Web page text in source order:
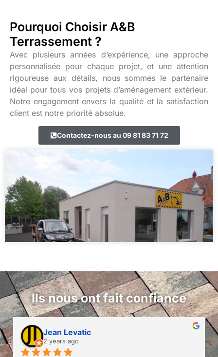
Pourquoi Choisir A&B
Terrassement ?
Avec plusieurs années d’expérience, une approche
personnalisée pour chaque projet, et une attention
rigoureuse aux détails, nous sommes le partenaire
idéal pour tous vos projets d’aménagement extérieur.
Notre engagement envers la qualité et la satisfaction
client est notre priorité absolue.
Contactez-nous au 09 81 83 71 72
Ils nous ont fait confiance
Jean Levatic
2 years ago